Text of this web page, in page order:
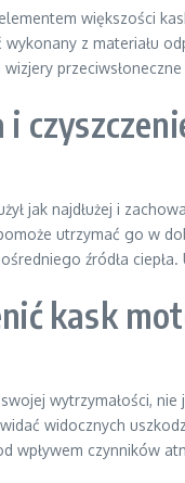
większości
z materiału
jak najdłużej i
utrzymać go w
źródła
kask
wytrzymałości,
widocznych
wpływem czynników